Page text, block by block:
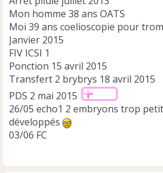
Mon homme 38 ans OATS
Moi 39 ans coelioscopie pour
Janvier 2015
FIV ICSI 1
Ponction 15 avril 2015
Transfert 2 brybrys 18 avril 2015
PDS 2 mai 2015
26/05 echo1 2 embryons trop
développés
03/06 FC